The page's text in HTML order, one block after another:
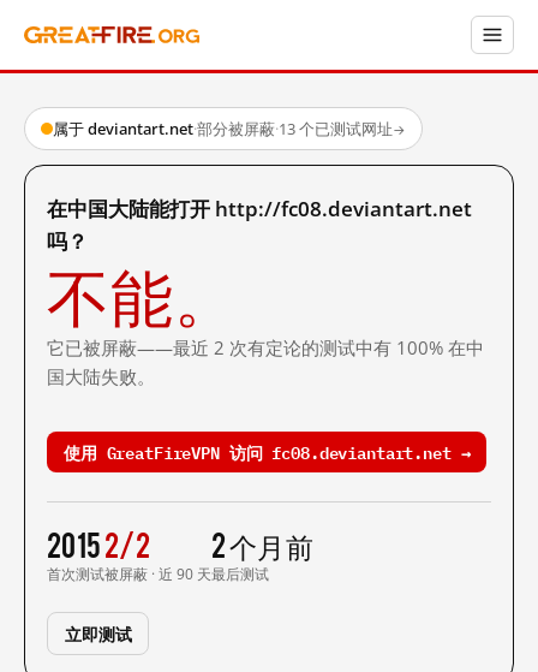
属于 deviantart.net·部分被屏蔽·13 个已测试网址→
在中国大陆能打开 http://fc08.deviantart.net
吗？
不能。
它已被屏蔽——最近 2 次有定论的测试中有 100% 在中
国大陆失败。
使用 GreatFireVPN 访问 fc08.deviantart.net →
2015
首次测试
2/2
被屏蔽 · 近 90 天
2 个月前
最后测试
立即测试